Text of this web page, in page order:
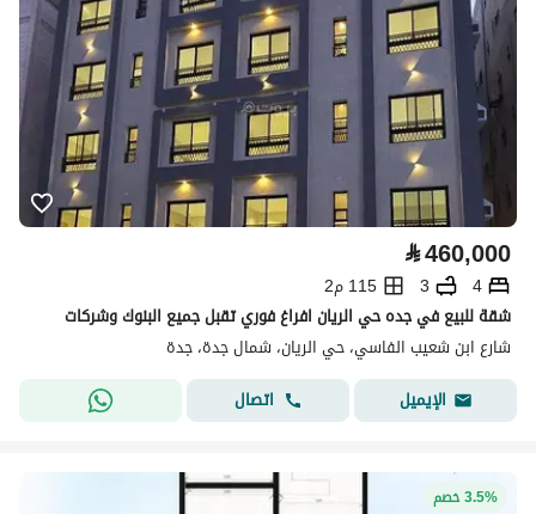
⃁460,000
4
3
115 م2
شقة للبيع في جده حي الريان افراغ فوري تقبل جميع البنوك وشركات
شارع ابن شعيب الفاسي، حي الريان، شمال جدة، جدة
الإيميل
اتصال
3.5% خصم